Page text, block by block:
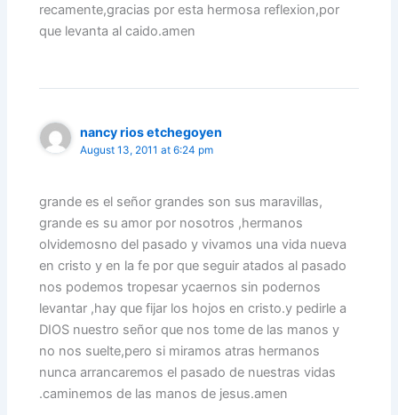
recamente,gracias por esta hermosa reflexion,por
que levanta al caido.amen
nancy rios etchegoyen
August 13, 2011 at 6:24 pm
grande es el señor grandes son sus maravillas,
grande es su amor por nosotros ,hermanos
olvidemosno del pasado y vivamos una vida nueva
en cristo y en la fe por que seguir atados al pasado
nos podemos tropesar ycaernos sin podernos
levantar ,hay que fijar los hojos en cristo.y pedirle a
DIOS nuestro señor que nos tome de las manos y
no nos suelte,pero si miramos atras hermanos
nunca arrancaremos el pasado de nuestras vidas
.caminemos de las manos de jesus.amen